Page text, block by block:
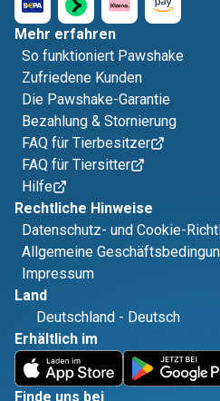
Mehr erfahren
So funktioniert Pawshake
Zufriedene Kunden
Die Pawshake-Garantie
Bezahlung & Stornierung
FAQ für Tierbesitzer
FAQ für Tiersitter
Hilfe
Rechtliche Hinweise
Datenschutz- und Cookie-
Allgemeine
Impressum
Land
Deutschland - Deutsch
Erhältlich im
Finde uns bei